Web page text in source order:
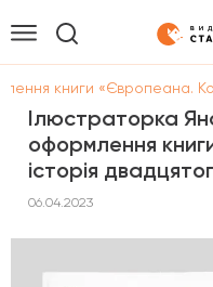
книги «Європеана.
Ілюстраторка
оформлення
історія
06.04.2023